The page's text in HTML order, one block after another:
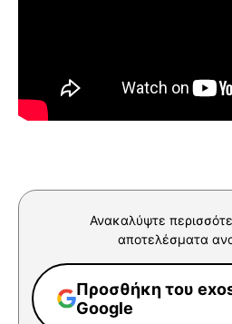
Ανακαλύψτε
αποτελέσματα
Προσθήκη του
Google